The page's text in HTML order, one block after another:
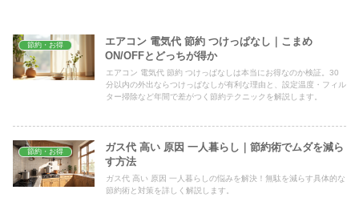
節約・お得
エアコン 電気代 節約 つけっぱなし｜こまめ
ON/OFFとどっちが得か
エアコン 電気代 節約 つけっぱなしは本当にお得なのか検証。30
分以内の外出ならつけっぱなしが有利な理由と、設定温度・フィル
ター掃除など年間で差がつく節約テクニックを解説します。
節約・お得
ガス代 高い 原因 一人暮らし｜節約術でムダを減ら
す方法
ガス代 高い 原因 一人暮らしの悩みを解決！無駄を減らす具体的な
節約術と対策を詳しく解説します。